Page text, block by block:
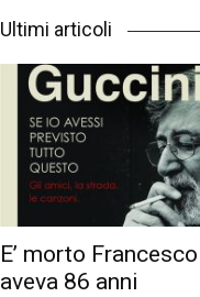
Ultimi articoli
E’ morto
aveva 86 anni